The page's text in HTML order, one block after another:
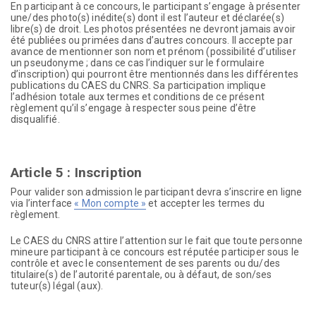
En participant à ce concours, le participant s’engage à présenter
une/des photo(s) inédite(s) dont il est l’auteur et déclarée(s)
libre(s) de droit. Les photos présentées ne devront jamais avoir
été publiées ou primées dans d’autres concours. Il accepte par
avance de mentionner son nom et prénom (possibilité d’utiliser
un pseudonyme ; dans ce cas l’indiquer sur le formulaire
d’inscription) qui pourront être mentionnés dans les différentes
publications du CAES du CNRS. Sa participation implique
l’adhésion totale aux termes et conditions de ce présent
règlement qu’il s’engage à respecter sous peine d’être
disqualifié.
Article 5 : Inscription
Pour valider son admission le participant devra s’inscrire en ligne
via l’interface « Mon compte » et accepter les termes du
règlement.
Le CAES du CNRS attire l’attention sur le fait que toute personne
mineure participant à ce concours est réputée participer sous le
contrôle et avec le consentement de ses parents ou du/des
titulaire(s) de l’autorité parentale, ou à défaut, de son/ses
tuteur(s) légal (aux).